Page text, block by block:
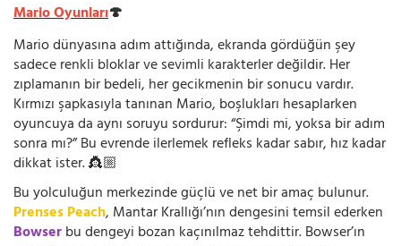
Mario Oyunları🍄
Mario dünyasına adım attığında, ekranda gördüğün şey
sadece renkli bloklar ve sevimli karakterler değildir. Her
zıplamanın bir bedeli, her gecikmenin bir sonucu vardır.
Kırmızı şapkasıyla tanınan Mario, boşlukları hesaplarken
oyuncuya da aynı soruyu sordurur: “Şimdi mi, yoksa bir adım
sonra mı?” Bu evrende ilerlemek refleks kadar sabır, hız kadar
dikkat ister. 👸🏼
Bu yolculuğun merkezinde güçlü ve net bir amaç bulunur.
Prenses Peach, Mantar Krallığı’nın dengesini temsil ederken
Bowserbu dengeyi bozan kaçınılmaz tehdittir. Bowser’ın